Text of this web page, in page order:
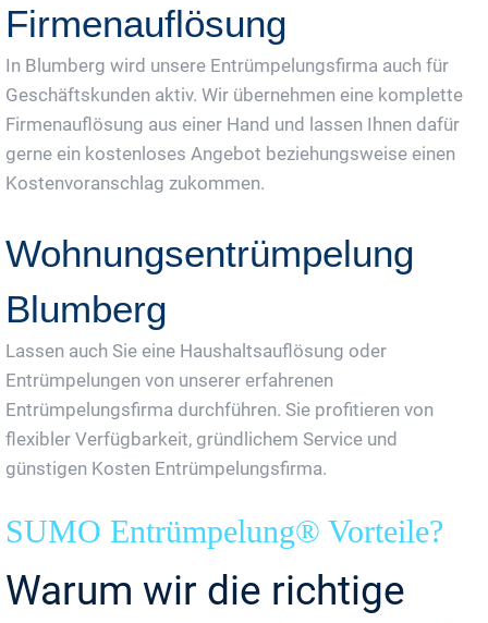
Firmenauflösung
In Blumberg wird unsere Entrümpelungsfirma auch für
Geschäftskunden aktiv. Wir übernehmen eine komplette
Firmenauflösung aus einer Hand und lassen Ihnen dafür
gerne ein kostenloses Angebot beziehungsweise einen
Kostenvoranschlag zukommen.
Wohnungsentrümpelung
Blumberg
Lassen auch Sie eine Haushaltsauflösung oder
Entrümpelungen von unserer erfahrenen
Entrümpelungsfirma durchführen. Sie profitieren von
flexibler Verfügbarkeit, gründlichem Service und
günstigen Kosten Entrümpelungsfirma.
SUMO Entrümpelung® Vorteile?
Warum wir die richtige